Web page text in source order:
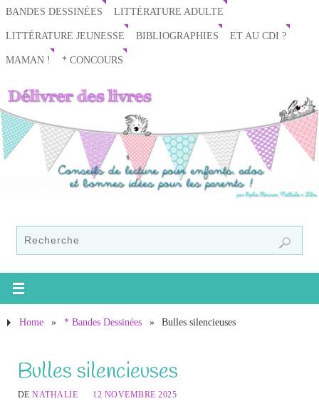
BANDES DESSINÉES LITTÉRATURE ADULTE
LITTÉRATURE JEUNESSE BIBLIOGRAPHIES ET AU CDI ?
MAMAN ! * CONCOURS
Home » * Bandes Dessinées » Bulles silencieuses
Bulles silencieuses
DENATHALIE
12 NOVEMBRE 2025